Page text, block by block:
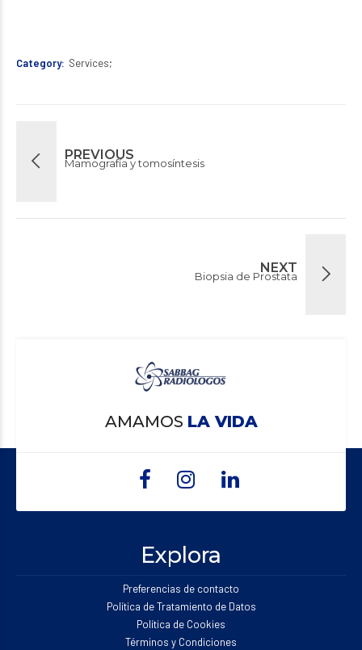
Category Services
PREVIOUS
Mamografía y tomosíntesis
NEXT
Biopsia de Prostata
AMAMOS LA VIDA
Explora
Preferencias de contacto
Política de Tratamiento de Datos
Política de Cookies
Términos y Condiciones